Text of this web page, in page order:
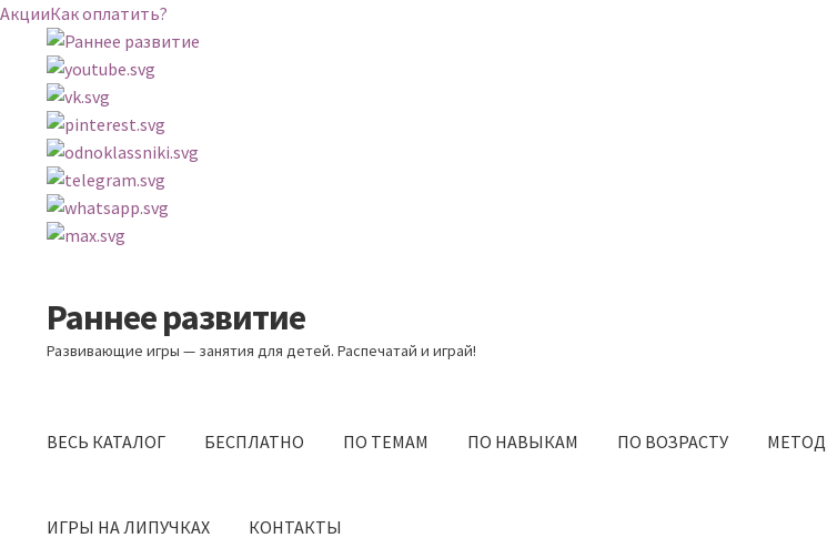
АкцииКак оплатить?
Перейти
к
навигации
Перейти
к
содержимому
Раннее развитие
Развивающие игры — занятия для детей. Распечатай и играй!
ВЕСЬ КАТАЛОГ БЕСПЛАТНО ПО ТЕМАМ ПО НАВЫКАМ ПО ВОЗРАСТУ
ИГРЫ НА ЛИПУЧКАХ КОНТАКТЫ